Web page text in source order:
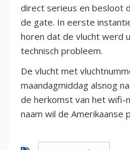
direct serieus en besloot
de gate. In eerste
horen dat de vlucht werd
technisch probleem.
De vlucht met
maandagmiddag alsnog
de herkomst van het wifi-
naam wil de Amerikaanse